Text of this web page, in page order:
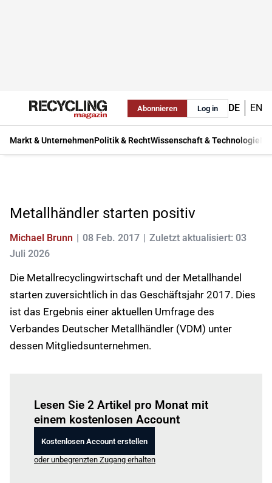
Abonnieren Log in DE EN
Markt & UnternehmenPolitik & RechtWissenschaft & Technologie
Metallhändler starten positiv
Michael Brunn 08 Feb. 2017
Zuletzt aktualisiert: 03
Juli 2026
Die Metallrecyclingwirtschaft und der Metallhandel
starten zuversichtlich in das Geschäftsjahr 2017. Dies
ist das Ergebnis einer aktuellen Umfrage des
Verbandes Deutscher Metallhändler (VDM) unter
dessen Mitgliedsunternehmen.
Lesen Sie 2 Artikel pro Monat mit
einem kostenlosen Account
Kostenlosen Account erstellen
oder unbegrenzten Zugang erhalten